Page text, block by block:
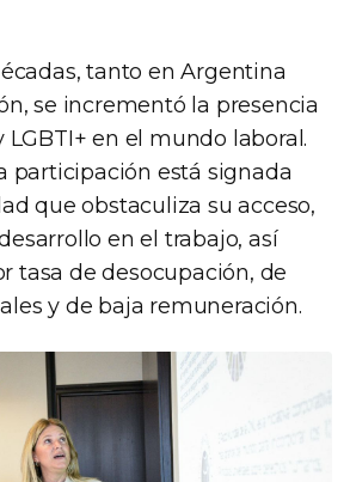
tanto en Argentina
se incrementó la presencia
en el mundo laboral.
participación está signada
que obstaculiza su acceso,
en el trabajo, así
tasa de desocupación, de
y de baja remuneración.